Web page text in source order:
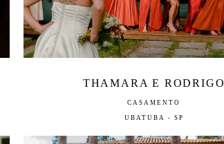
THAMARA E RODRIGO
CASAMENTO
UBATUBA - SP